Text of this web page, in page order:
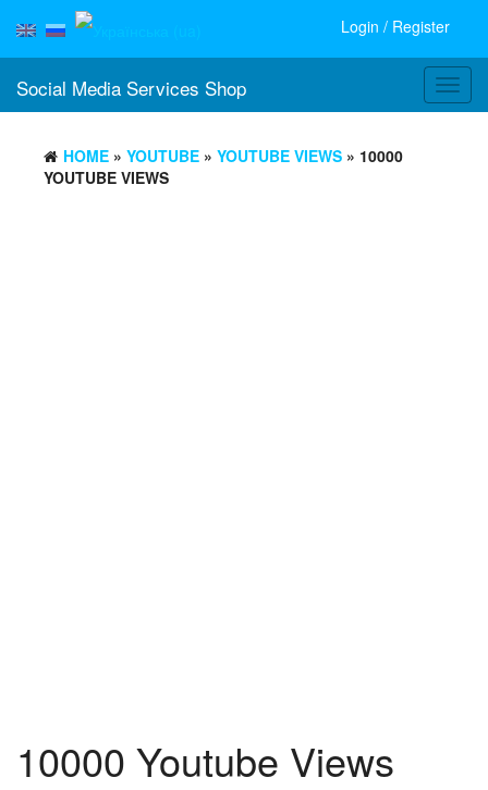
Login / Register
Social Media Services Shop
HOME » YOUTUBE » YOUTUBE VIEWS » 10000
YOUTUBE VIEWS
10000 Youtube Views